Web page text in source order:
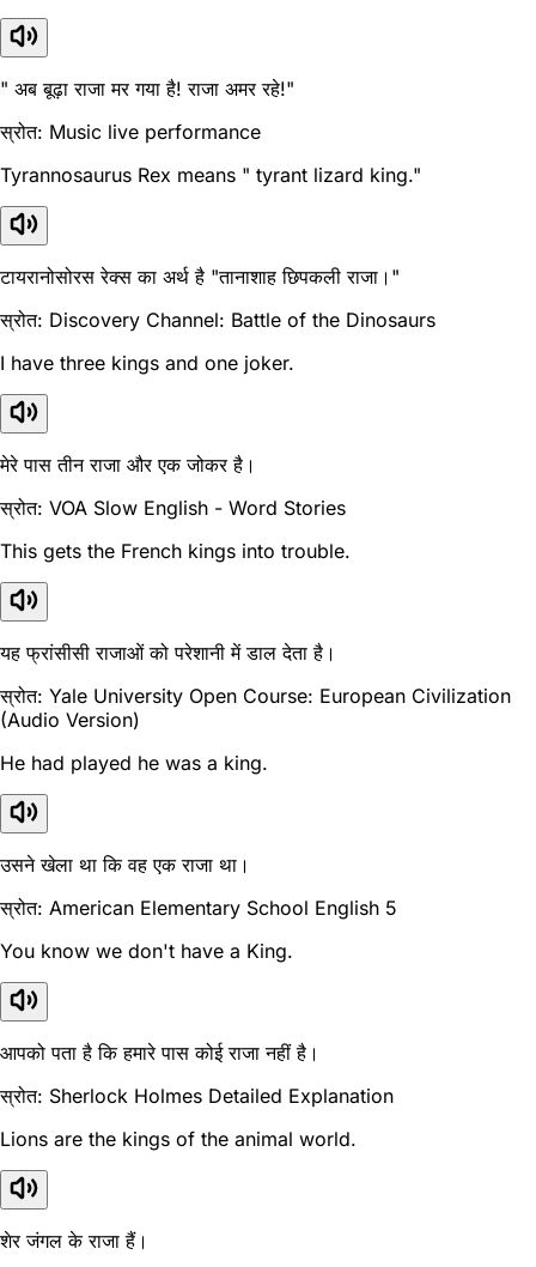
" अब बूढ़ा राजा मर गया है! राजा अमर रहे!"
स्रोत: Music live performance
Tyrannosaurus Rex means " tyrant lizard king."
टायरानोसोरस रेक्स का अर्थ है "तानाशाह छिपकली राजा।"
स्रोत: Discovery Channel: Battle of the Dinosaurs
I have three kings and one joker.
मेरे पास तीन राजा और एक जोकर है।
स्रोत: VOA Slow English - Word Stories
This gets the French kings into trouble.
यह फ्रांसीसी राजाओं को परेशानी में डाल देता है।
स्रोत: Yale University Open Course: European Civilization
(Audio Version)
He had played he was a king.
उसने खेला था कि वह एक राजा था।
स्रोत: American Elementary School English 5
You know we don't have a King.
आपको पता है कि हमारे पास कोई राजा नहीं है।
स्रोत: Sherlock Holmes Detailed Explanation
Lions are the kings of the animal world.
शेर जंगल के राजा हैं।